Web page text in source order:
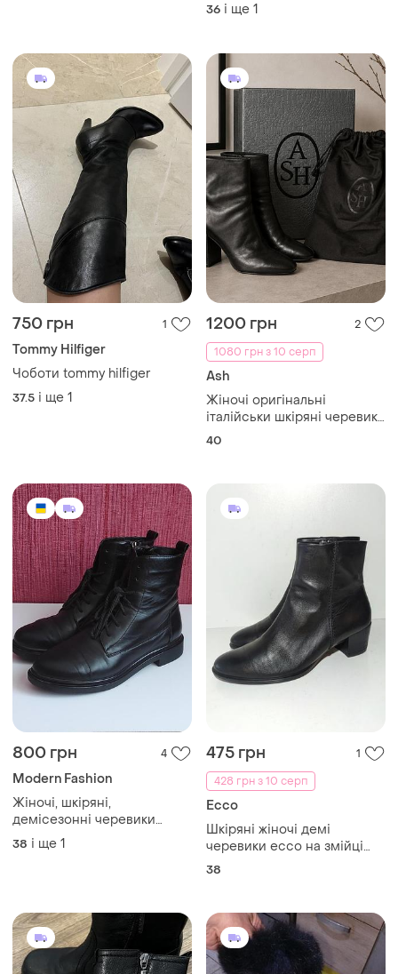
36 і ще 1
750 грн 1
Tommy Hilfiger
Чоботи tommy hilfiger
37.5 і ще 1
1200 грн
2
1080 грн з 10 серп
Ash
Жіночі оригінальні
італійськи шкіряні черевики
з коробкою та пильником
40
800 грн 4
Modern Fashion
Жіночі, шкіряні,
демісезонні черевики
modern fashion savio
38 і ще 1
475 грн
1
428 грн з 10 серп
Ecco
Шкіряні жіночі демі
черевики ecco на змійці
розмір 38 (24 см)
38